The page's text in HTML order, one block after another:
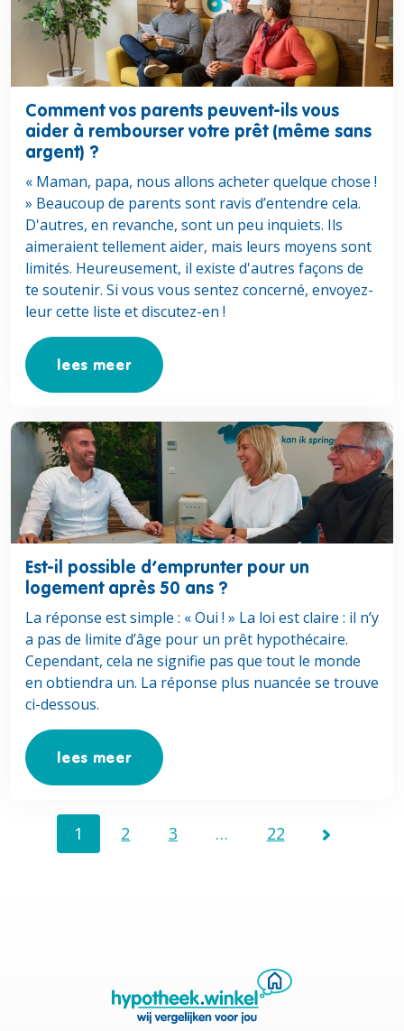
Comment vos parents peuvent-ils vous
aider à rembourser votre prêt (même sans
argent) ?
« Maman, papa, nous allons acheter quelque chose !
» Beaucoup de parents sont ravis d’entendre cela.
D'autres, en revanche, sont un peu inquiets. Ils
aimeraient tellement aider, mais leurs moyens sont
limités. Heureusement, il existe d'autres façons de
te soutenir. Si vous vous sentez concerné, envoyez-
leur cette liste et discutez-en !
lees meer
Lees meer over Est-il possible d’emprunter pour un
Est-il possible d’emprunter pour un
logement après 50 ans ?
La réponse est simple : « Oui ! » La loi est claire : il n’y
a pas de limite d’âge pour un prêt hypothécaire.
Cependant, cela ne signifie pas que tout le monde
en obtiendra un. La réponse plus nuancée se trouve
ci-dessous.
lees meer
1 2 3 … 22